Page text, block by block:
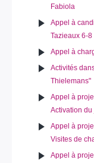
Fabiola
Appel à
Tazieaux 6-
Appel à
Activités
Thielemans"
Appel à
Activation
Appel à
Visites de
Appel à